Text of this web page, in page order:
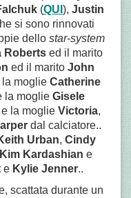
(QUI ), Justin
si sono rinnovati
dello star-system
Robertsed il marito
ed il maritoJohn
moglie Catherine
la moglie Gisele
e la moglie Victoria,
dal calciatore..
Urban, Cindy
Kim Kardashian e
e Kylie Jenner..
scattata durante un